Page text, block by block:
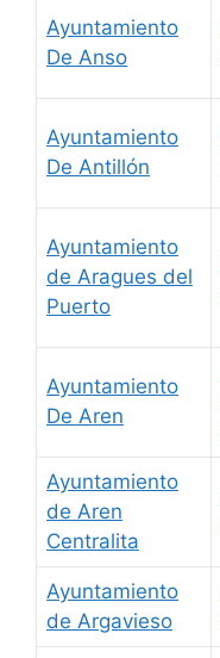
Ayuntamiento
De Anso
Ayuntamiento
De Antillón
Ayuntamiento
de Aragues del
Puerto
Ayuntamiento
De Aren
Ayuntamiento
de Aren
Centralita
Ayuntamiento
de Argavieso